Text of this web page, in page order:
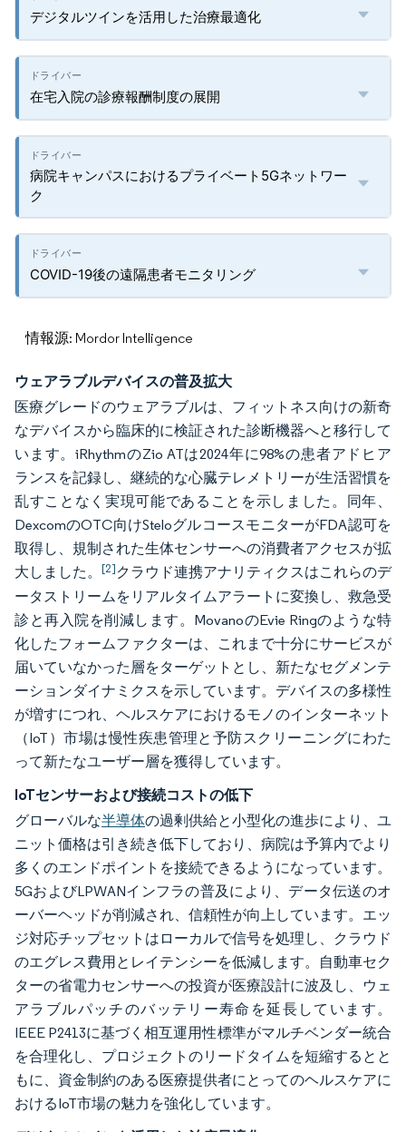
デジタルツインを活用した治療最適化
在宅入院の診療報酬制度の展開
病院キャンパスにおけるプライベート5Gネットワー
ク
COVID-19後の遠隔患者モニタリング
情報源: Mordor Intelligence
ウェアラブルデバイスの普及拡大
医療グレードのウェアラブルは、フィットネス向けの新奇
なデバイスから臨床的に検証された診断機器へと移行して
います。iRhythmのZio ATは2024年に98%の患者アドヒア
ランスを記録し、継続的な心臓テレメトリーが生活習慣を
乱すことなく実現可能であることを示しました。同年、
DexcomのOTC向けSteloグルコースモニターがFDA認可を
取得し、規制された生体センサーへの消費者アクセスが拡
大しました。 [2]クラウド連携アナリティクスはこれらのデ
ータストリームをリアルタイムアラートに変換し、救急受
診と再入院を削減します。MovanoのEvie Ringのような特
化したフォームファクターは、これまで十分にサービスが
届いていなかった層をターゲットとし、新たなセグメンテ
ーションダイナミクスを示しています。デバイスの多様性
が増すにつれ、ヘルスケアにおけるモノのインターネット
（IoT）市場は慢性疾患管理と予防スクリーニングにわた
って新たなユーザー層を獲得しています。
IoTセンサーおよび接続コストの低下
グローバルな半導体の過剰供給と小型化の進歩により、ユ
ニット価格は引き続き低下しており、病院は予算内でより
多くのエンドポイントを接続できるようになっています。
5GおよびLPWANインフラの普及により、データ伝送のオ
ーバーヘッドが削減され、信頼性が向上しています。エッ
ジ対応チップセットはローカルで信号を処理し、クラウド
のエグレス費用とレイテンシーを低減します。自動車セク
ターの省電力センサーへの投資が医療設計に波及し、ウェ
アラブルパッチのバッテリー寿命を延長しています。
IEEE P2413に基づく相互運用性標準がマルチベンダー統合
を合理化し、プロジェクトのリードタイムを短縮するとと
もに、資金制約のある医療提供者にとってのヘルスケアに
おけるIoT市場の魅力を強化しています。